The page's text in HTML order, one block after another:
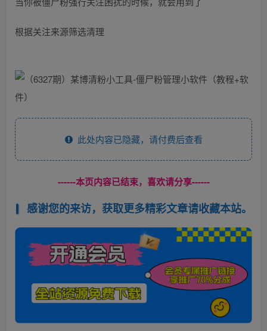
根据关注来源筛选清理
此处内容已隐藏，请付费后查看
------本页内容已结束，喜欢请分享------
感谢您的来访，获取更多精彩文章请收藏本站。